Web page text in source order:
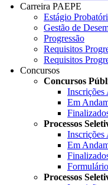
Carreira PAEPE
Estágio
Gestão de
Progressão
Requisitos
Requisitos
Concursos
Concursos
Inscrições
Em
Processos
Inscrições
Em
Processos